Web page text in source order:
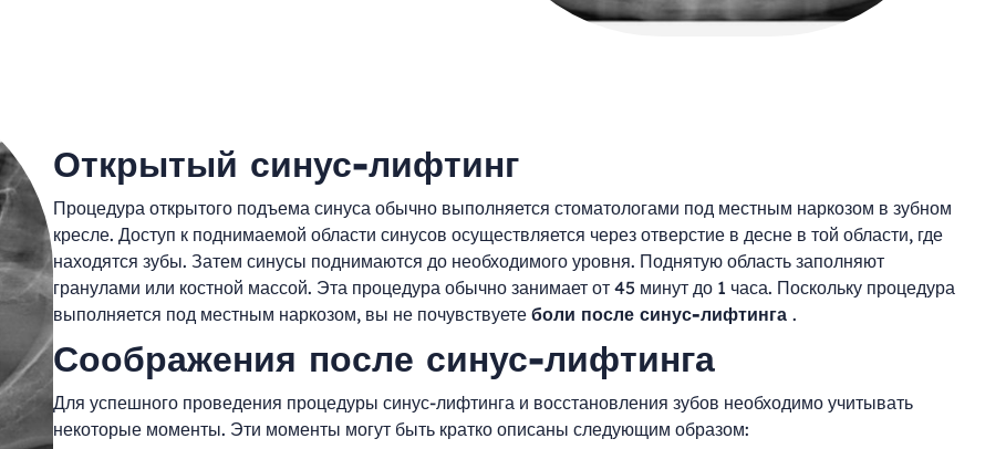
Открытый синус-лифтинг
Процедура открытого подъема синуса обычно выполняется стоматологами под местным наркозом в зубном
кресле. Доступ к поднимаемой области синусов осуществляется через отверстие в десне в той области, где
находятся зубы. Затем синусы поднимаются до необходимого уровня. Поднятую область заполняют
гранулами или костной массой. Эта процедура обычно занимает от 45 минут до 1 часа. Поскольку процедура
выполняется под местным наркозом, вы не почувствуете боли после синус-лифтинга .
Соображения после синус-лифтинга
Для успешного проведения процедуры синус-лифтинга и восстановления зубов необходимо учитывать
некоторые моменты. Эти моменты могут быть кратко описаны следующим образом: